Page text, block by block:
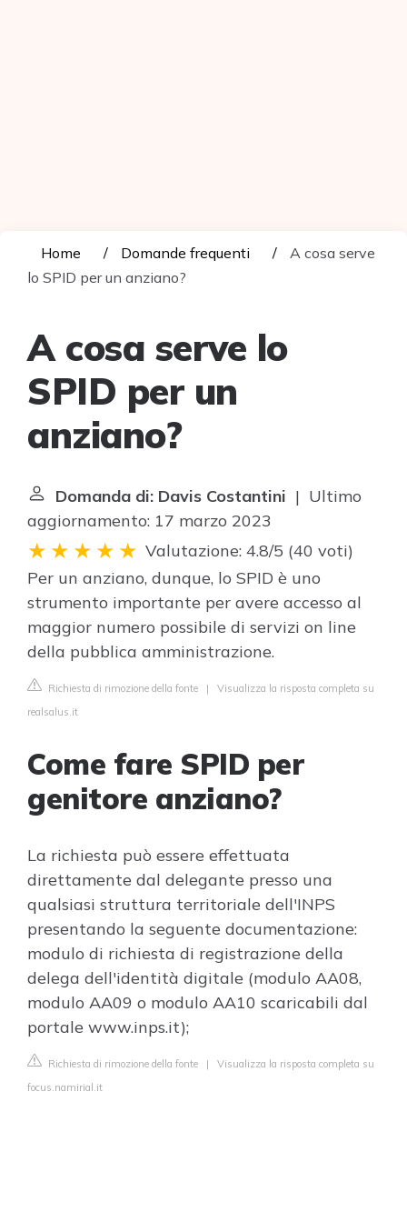
Home Domande frequenti
A cosa serve
lo SPID per un anziano?
A cosa serve lo
SPID per un
anziano?
Domanda di: Davis Costantini | Ultimo
aggiornamento: 17 marzo 2023
Valutazione: 4.8/5 (40 voti)
Per un anziano, dunque, lo SPID è uno
strumento importante per avere accesso al
maggior numero possibile di servizi on line
della pubblica amministrazione.
Richiesta di rimozione della fonte | Visualizza la risposta completa su
realsalus.it
Come fare SPID per
genitore anziano?
La richiesta può essere effettuata
direttamente dal delegante presso una
qualsiasi struttura territoriale dell'INPS
presentando la seguente documentazione:
modulo di richiesta di registrazione della
delega dell'identità digitale (modulo AA08,
modulo AA09 o modulo AA10 scaricabili dal
portale www.inps.it);
Richiesta di rimozione della fonte | Visualizza la risposta completa su
focus.namirial.it